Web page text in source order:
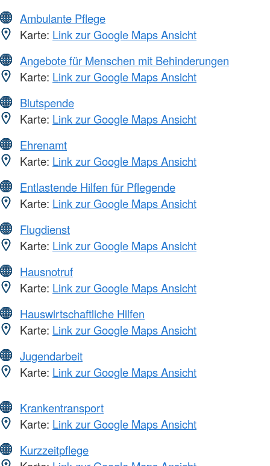
Ambulante Pflege
Karte: Link zur Google Maps Ansicht
Angebote für Menschen mit Behinderungen
Karte: Link zur Google Maps Ansicht
Blutspende
Karte: Link zur Google Maps Ansicht
Ehrenamt
Karte: Link zur Google Maps Ansicht
Entlastende Hilfen für Pflegende
Karte: Link zur Google Maps Ansicht
Flugdienst
Karte: Link zur Google Maps Ansicht
Hausnotruf
Karte: Link zur Google Maps Ansicht
Hauswirtschaftliche Hilfen
Karte: Link zur Google Maps Ansicht
Jugendarbeit
Karte: Link zur Google Maps Ansicht
Krankentransport
Karte: Link zur Google Maps Ansicht
Kurzzeitpflege